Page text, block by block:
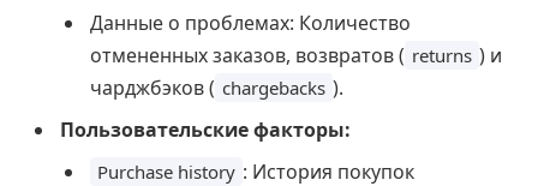
Данные о проблемах: Количество
отмененных заказов, возвратов ( returns ) и
чарджбэков ( chargebacks ).
Пользовательские факторы:
Purchase history : История покупок